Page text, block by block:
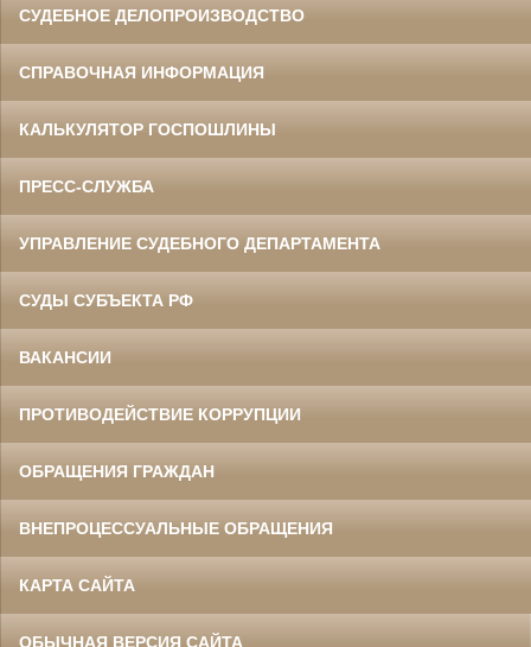
СУДЕБНОЕ ДЕЛОПРОИЗВОДСТВО
СПРАВОЧНАЯ ИНФОРМАЦИЯ
КАЛЬКУЛЯТОР ГОСПОШЛИНЫ
ПРЕСС-СЛУЖБА
УПРАВЛЕНИЕ СУДЕБНОГО ДЕПАРТАМЕНТА
СУДЫ СУБЪЕКТА РФ
ВАКАНСИИ
ПРОТИВОДЕЙСТВИЕ КОРРУПЦИИ
ОБРАЩЕНИЯ ГРАЖДАН
ВНЕПРОЦЕССУАЛЬНЫЕ ОБРАЩЕНИЯ
КАРТА САЙТА
ОБЫЧНАЯ ВЕРСИЯ САЙТА